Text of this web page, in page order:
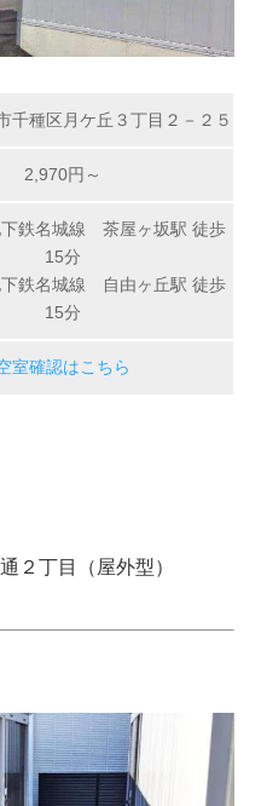
千種区月ケ丘３丁目２－２５
2,970円～
鉄名城線 茶屋ヶ坂駅 徒歩
15分
鉄名城線 自由ヶ丘駅 徒歩
15分
室確認はこちら
２丁目（屋外型）